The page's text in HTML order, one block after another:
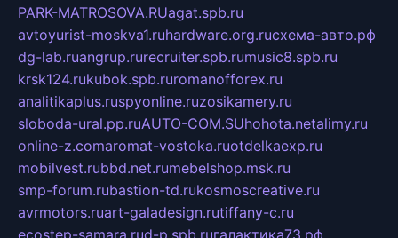
PARK-MATROSOVA.RUagat.spb.ru
avtoyurist-moskva1.ruhardware.org.ruсхема-авто.рф
dg-lab.ruangrup.rurecruiter.spb.rumusic8.spb.ru
krsk124.rukubok.spb.ruromanofforex.ru
analitikaplus.ruspyonline.ruzosikamery.ru
sloboda-ural.pp.ruAUTO-COM.SUhohota.netalimy.ru
online-z.comaromat-vostoka.ruotdelkaexp.ru
mobilvest.rubbd.net.rumebelshop.msk.ru
smp-forum.rubastion-td.rukosmoscreative.ru
avrmotors.ruart-galadesign.rutiffany-c.ru
ecostep-samara.rud-p.spb.ruгалактика73.рф